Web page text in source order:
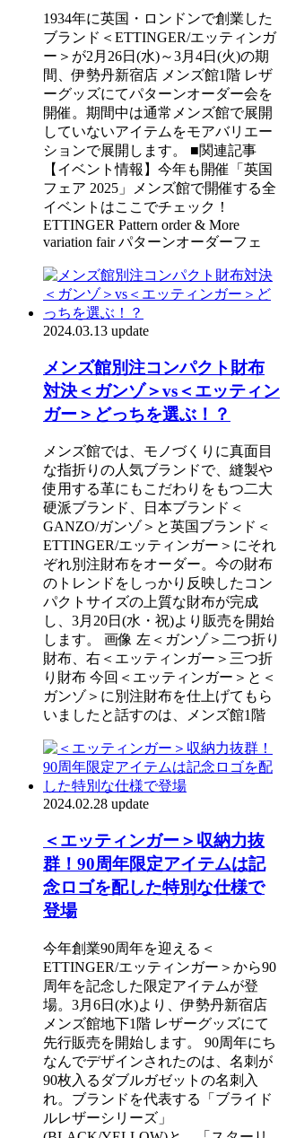
1934年に英国・ロンドンで創業した
ブランド＜ETTINGER/エッティンガ
ー＞が2月26日(水)～3月4日(火)の期
間、伊勢丹新宿店 メンズ館1階 レザ
ーグッズにてパターンオーダー会を
開催。期間中は通常メンズ館で展開
していないアイテムをモアバリエー
ションで展開します。 ■関連記事
【イベント情報】今年も開催「英国
フェア 2025」メンズ館で開催する全
イベントはここでチェック！
ETTINGER Pattern order & More
variation fair パターンオーダーフェ
2024.03.13 update
メンズ館別注コンパクト財布
対決＜ガンゾ＞vs＜エッティン
ガー＞どっちを選ぶ！？
メンズ館では、モノづくりに真面目
な指折りの人気ブランドで、縫製や
使用する革にもこだわりをもつ二大
硬派ブランド、日本ブランド＜
GANZO/ガンゾ＞と英国ブランド＜
ETTINGER/エッティンガー＞にそれ
ぞれ別注財布をオーダー。今の財布
のトレンドをしっかり反映したコン
パクトサイズの上質な財布が完成
し、3月20日(水・祝)より販売を開始
します。 画像 左＜ガンゾ＞二つ折り
財布、右＜エッティンガー＞三つ折
り財布 今回＜エッティンガー＞と＜
ガンゾ＞に別注財布を仕上げてもら
いましたと話すのは、メンズ館1階
2024.02.28 update
＜エッティンガー＞収納力抜
群！90周年限定アイテムは記
念ロゴを配した特別な仕様で
登場
今年創業90周年を迎える＜
ETTINGER/エッティンガー＞から90
周年を記念した限定アイテムが登
場。3月6日(水)より、伊勢丹新宿店
メンズ館地下1階 レザーグッズにて
先行販売を開始します。 90周年にち
なんでデザインされたのは、名刺が
90枚入るダブルガゼットの名刺入
れ。ブランドを代表する「ブライド
ルレザーシリーズ」